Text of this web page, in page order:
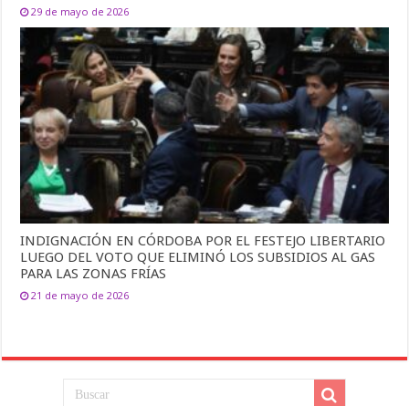
29 de mayo de 2026
INDIGNACIÓN EN CÓRDOBA POR EL FESTEJO LIBERTARIO
LUEGO DEL VOTO QUE ELIMINÓ LOS SUBSIDIOS AL GAS
PARA LAS ZONAS FRÍAS
21 de mayo de 2026